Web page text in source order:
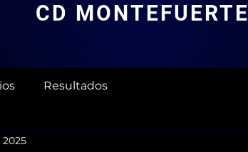
CD MONTEFUERTE
Resultados
2025